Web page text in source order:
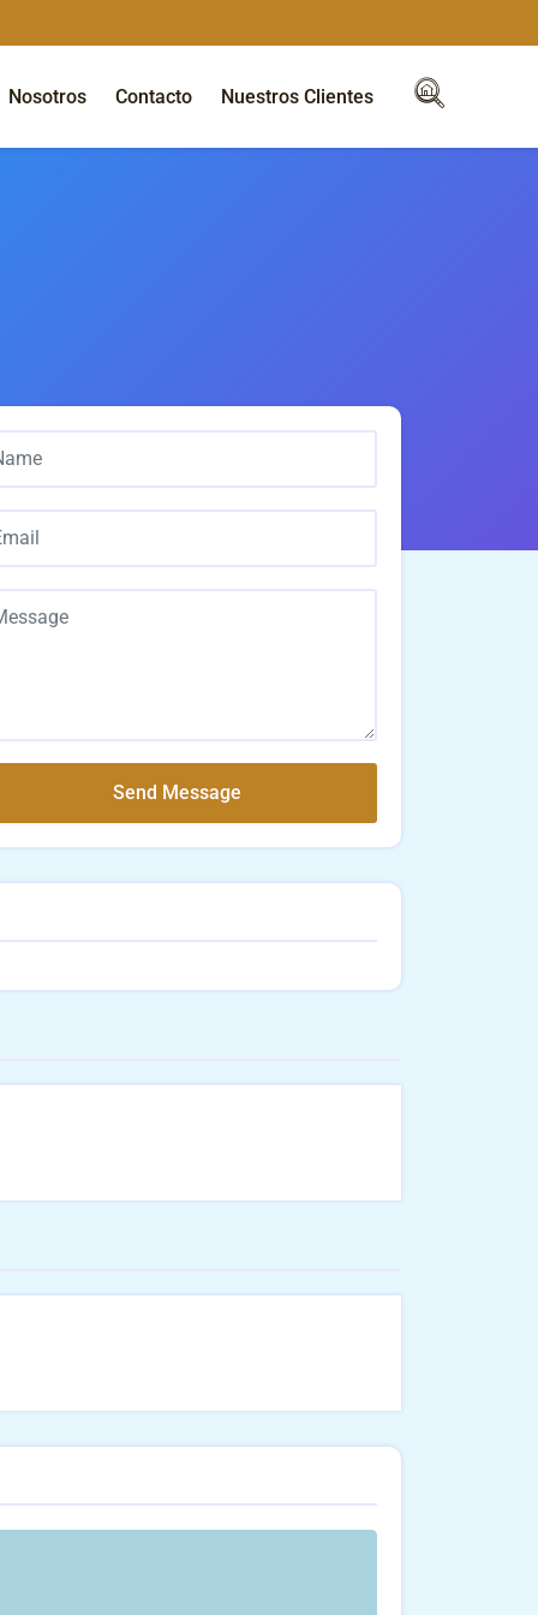
Nosotros Contacto Nuestros Clientes
Send Message